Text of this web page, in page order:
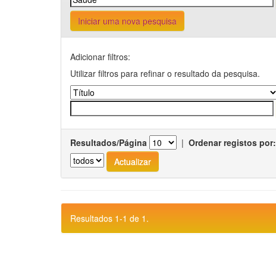
Iniciar uma nova pesquisa
Adicionar filtros:
Utilizar filtros para refinar o resultado da pesquisa.
Resultados/Página | Ordenar registos por:
Resultados 1-1 de 1.